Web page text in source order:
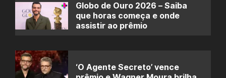
Globo de Ouro 2026 – Saiba
que horas começa e onde
assistir ao prêmio
‘O Agente Secreto’ vence